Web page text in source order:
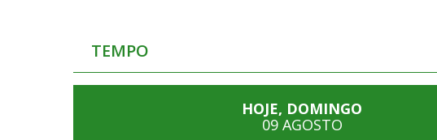
TEMPO
HOJE, DOMINGO
09 AGOSTO